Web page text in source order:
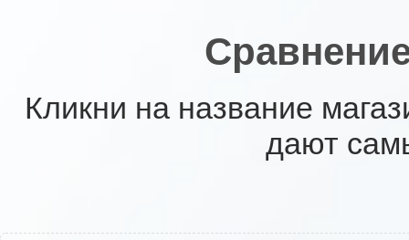
Кликни на название
дают